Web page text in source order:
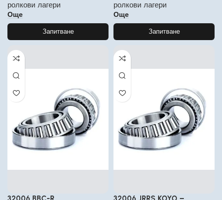
ролкови лагери
Още
Запитване
ролкови лагери
Още
Запитване